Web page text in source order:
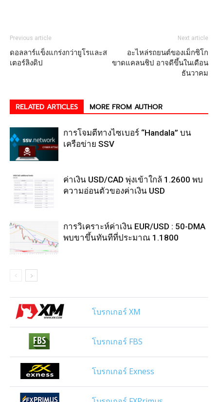
Previous article
ดอลลาร์แข็งแกร่งกว่ายูโรและส
เตอร์ลิงดิป
Next article
อะไหล่รถยนต์ของเม็กซิโก
ขาดแคลนชิป อาจดีขึ้นในเดือน
ธันวาคม
RELATED ARTICLES MORE FROM AUTHOR
การโจมตีทางไซเบอร์ “Handala” บน
เครือข่าย SSV
ค่าเงิน USD/CAD พุ่งเข้าใกล้ 1.2600 พบ
ความอ่อนตัวของค่าเงิน USD
การวิเคราะห์ค่าเงิน EUR/USD : 50-DMA
พบขาขึ้นทันทีที่ประมาณ 1.1800
โบรกเกอร์ XM
โบรกเกอร์ FBS
โบรกเกอร์ Exness